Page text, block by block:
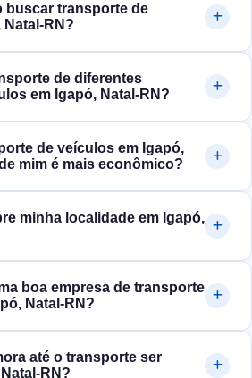
buscar transporte de
de diferentes
em Igapó, Natal‑RN?
de veículos em Igapó,
mim é mais econômico?
minha localidade em Igapó,
boa empresa de transporte
Natal‑RN?
até o transporte ser